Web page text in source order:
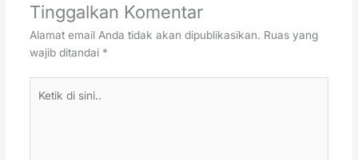
Tinggalkan Komentar
Alamat email Anda tidak akan dipublikasikan. Ruas yang
wajib ditandai *